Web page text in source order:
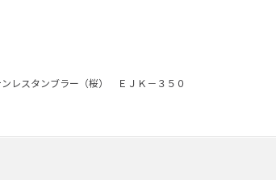
ンレスタンブラー（桜） ＥＪＫ－３５０